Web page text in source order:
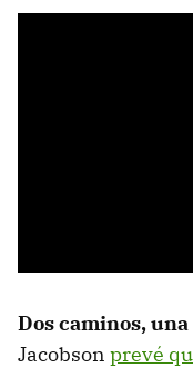
Dos caminos,
Jacobson prevé